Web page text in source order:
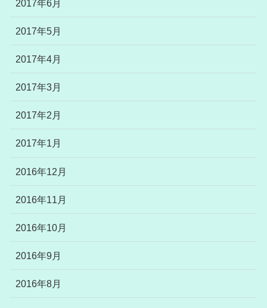
2017年6月
2017年5月
2017年4月
2017年3月
2017年2月
2017年1月
2016年12月
2016年11月
2016年10月
2016年9月
2016年8月